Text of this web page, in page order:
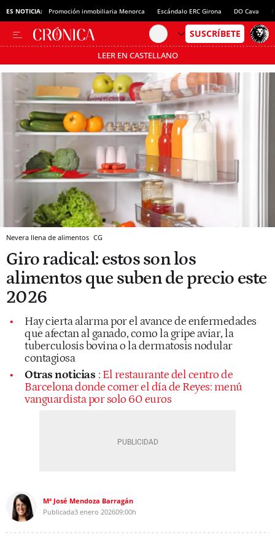
ES NOTICIA: Promoción inmobiliaria Menorca Escándalo ERC Girona DO Cava
LEER EN CASTELLANO
Pásate al MODO AHORRO
Nevera llena de alimentos CG
Giro radical: estos son los
alimentos que suben de precio este
2026
Hay cierta alarma por el avance de enfermedades
que afectan al ganado, como la gripe aviar, la
tuberculosis bovina o la dermatosis nodular
contagiosa
Otras noticias : El restaurante del centro de
Barcelona donde comer el día de Reyes: menú
vanguardista por solo 60 euros
Mª José Mendoza Barragán
Publicada3 enero 202609:00h